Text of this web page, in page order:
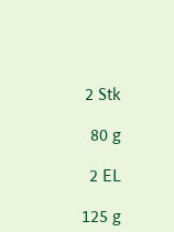
2 Stk
80 g
2 EL
125 g